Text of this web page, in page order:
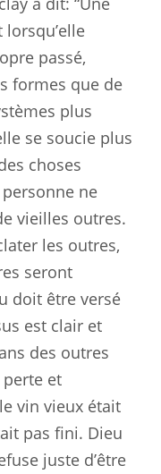
passé,
formes que de
plus
se soucie plus
choses
personne ne
vieilles outres.
les outres,
seront
doit être versé
est clair et
des outres
et
vin vieux était
pas fini. Dieu
juste d’être